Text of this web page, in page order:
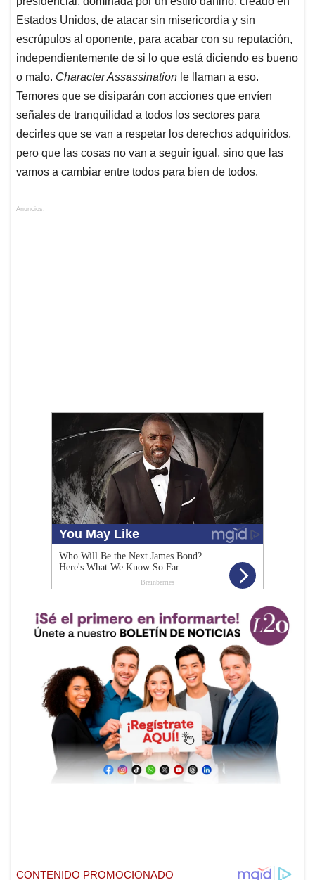
Estados Unidos, de atacar sin misericordia y sin
escrúpulos al oponente, para acabar con su reputación,
independientemente de si lo que está diciendo es bueno
o malo. Character Assassination le llaman a eso.
Temores que se disiparán con acciones que envíen
señales de tranquilidad a todos los sectores para
decirles que se van a respetar los derechos adquiridos,
pero que las cosas no van a seguir igual, sino que las
vamos a cambiar entre todos para bien de todos.
Anuncios.